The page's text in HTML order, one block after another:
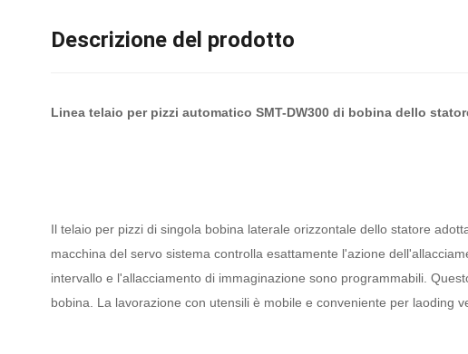
Descrizione del prodotto
Linea telaio per pizzi automatico SMT-DW300 di bobina dello
Il telaio per pizzi di singola bobina laterale orizzontale dello statore
macchina del servo sistema controlla esattamente l'azione
intervallo e l'allacciamento di immaginazione sono programmabili.
bobina. La lavorazione con utensili è mobile e conveniente per laoding